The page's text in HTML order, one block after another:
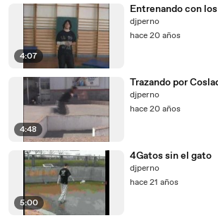
4:07
Entrenando con
djperno
hace 20 años
4:48
Trazando por
djperno
hace 20 años
5:00
4Gatos sin el gato
djperno
hace 21 años